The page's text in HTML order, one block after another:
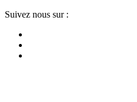
Suivez nous sur :